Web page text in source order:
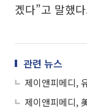
겠다”고 말했
관련 뉴스
제이앤피메디,
제이앤피메디,